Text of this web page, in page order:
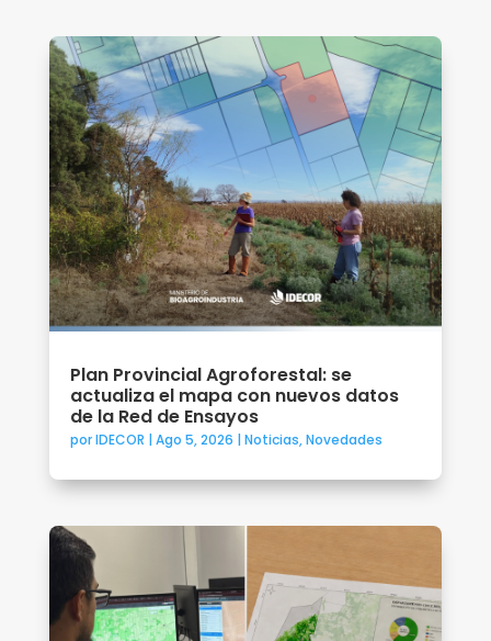
Plan Provincial Agroforestal: se
actualiza el mapa con nuevos datos
de la Red de Ensayos
porIDECOR | Ago 5, 2026 | Noticias,Novedades